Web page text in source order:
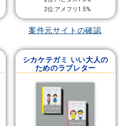
2位:アメフリ1.5%
案件元サイトの確認
シカケテガミ いい大人の
ためのラブレター